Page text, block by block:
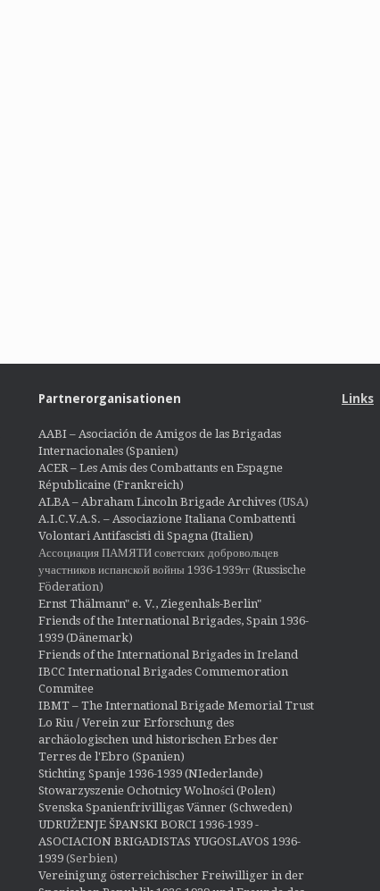
Partnerorganisationen
AABI – Asociación de Amigos de las Brigadas
Internacionales (Spanien)
ACER – Les Amis des Combattants en Espagne
Républicaine (Frankreich)
ALBA – Abraham Lincoln Brigade Archives(USA)
A.I.C.V.A.S. – Associazione Italiana Combattenti
Volontari Antifascisti di Spagna (Italien)
Ассоциация ПАМЯТИ советских добровольцев
участников испанской войны 1936-1939гг (Russische
Föderation)
Ernst Thälmann" e. V., Ziegenhals-Berlin"
Friends of the International Brigades, Spain 1936-
1939 (Dänemark)
Friends of the International Brigades in Ireland
IBCC International Brigades Commemoration
Commitee
IBMT – The International Brigade Memorial Trust
Lo Riu / Verein zur Erforschung des
archäologischen und historischen Erbes der
Terres de l'Ebro (Spanien)
Stichting Spanje 1936-1939 (NIederlande)
Stowarzyszenie Ochotnicy Wolności (Polen)
Svenska Spanienfrivilligas Vänner (Schweden)
UDRUŽENJE ŠPANSKI BORCI 1936-1939 -
ASOCIACION BRIGADISTAS YUGOSLAVOS 1936-
1939(Serbien)
Vereinigung österreichischer Freiwilliger in der
Links